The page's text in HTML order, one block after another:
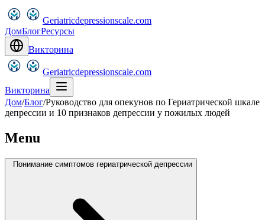
Geriatricdepressionscale.com
ДомБлогРесурсы
Викторина
Geriatricdepressionscale.com
Викторина
Дом/Блог/Руководство для опекунов по Гериатрической шкале
депрессии и 10 признаков депрессии у пожилых людей
Menu
Понимание симптомов гериатрической депрессии